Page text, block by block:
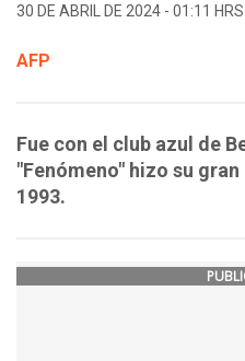
30 DE ABRIL DE 2024 - 01:11 HRS.
AFP
Fue con el club azul de
"Fenómeno" hizo su
1993.